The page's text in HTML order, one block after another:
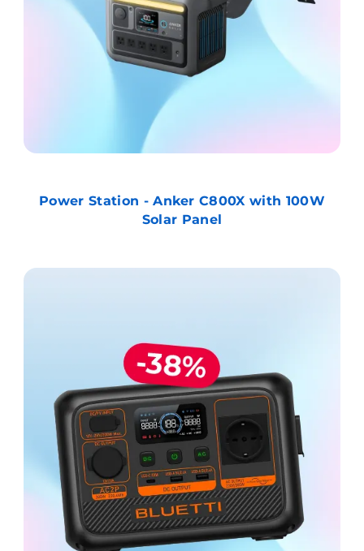
Power Station - Anker C800X with 100W
Solar Panel